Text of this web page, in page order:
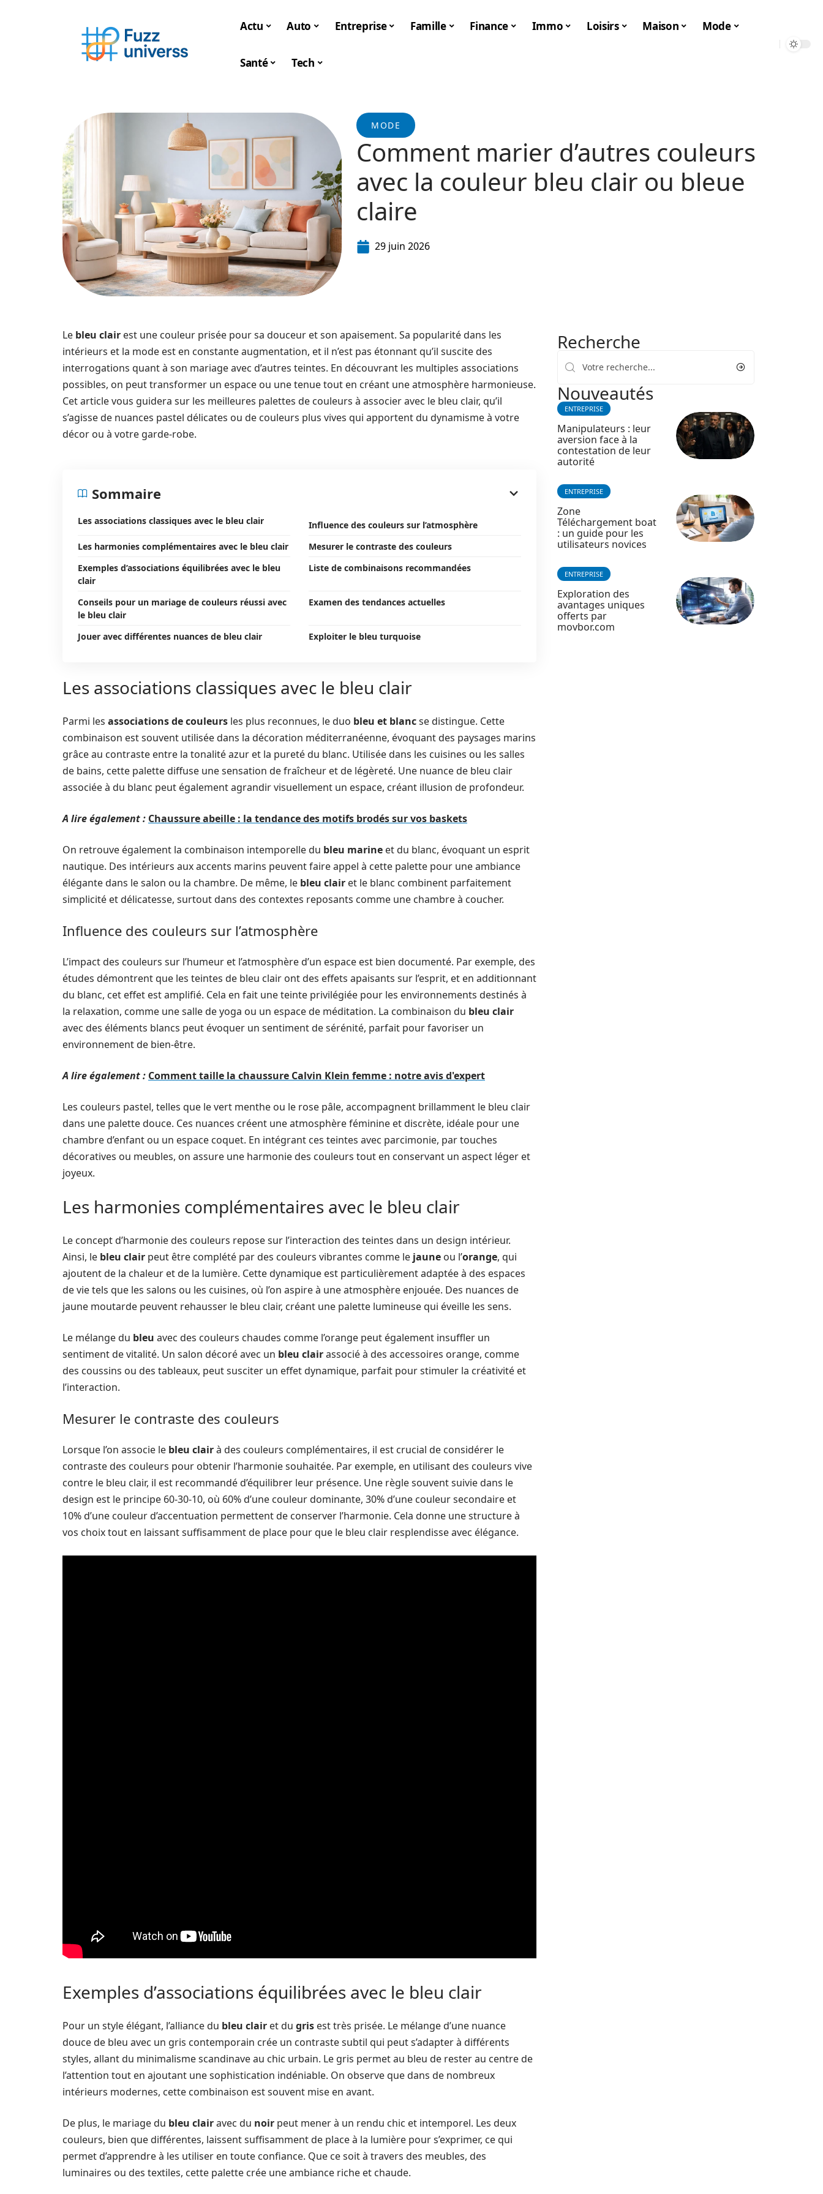
Actu Auto Entreprise Famille Finance Immo Loisirs Maison Mode
Santé Tech
MODE
Comment marier d’autres couleurs
avec la couleur bleu clair ou bleue
claire
29 juin 2026
Le bleu clair est une couleur prisée pour sa douceur et son apaisement. Sa popularité dans les
intérieurs et la mode est en constante augmentation, et il n’est pas étonnant qu’il suscite des
interrogations quant à son mariage avec d’autres teintes. En découvrant les multiples associations
possibles, on peut transformer un espace ou une tenue tout en créant une atmosphère harmonieuse.
Cet article vous guidera sur les meilleures palettes de couleurs à associer avec le bleu clair, qu’il
s’agisse de nuances pastel délicates ou de couleurs plus vives qui apportent du dynamisme à votre
décor ou à votre garde-robe.
Sommaire
Les associations classiques avec le bleu clair
Influence des couleurs sur l’atmosphère
Les harmonies complémentaires avec le bleu clair
Mesurer le contraste des couleurs
Exemples d’associations équilibrées avec le bleu
clair
Liste de combinaisons recommandées
Conseils pour un mariage de couleurs réussi avec
le bleu clair
Examen des tendances actuelles
Jouer avec différentes nuances de bleu clair Exploiter le bleu turquoise
Les associations classiques avec le bleu clair
Parmi les associations de couleurs les plus reconnues, le duo bleu et blancse distingue. Cette
combinaison est souvent utilisée dans la décoration méditerranéenne, évoquant des paysages marins
grâce au contraste entre la tonalité azur et la pureté du blanc. Utilisée dans les cuisines ou les salles
de bains, cette palette diffuse une sensation de fraîcheur et de légèreté. Une nuance de bleu clair
associée à du blanc peut également agrandir visuellement un espace, créant illusion de profondeur.
A lire également : Chaussure abeille : la tendance des motifs brodés sur vos baskets
On retrouve également la combinaison intemporelle du bleu marine et du blanc, évoquant un esprit
nautique. Des intérieurs aux accents marins peuvent faire appel à cette palette pour une ambiance
élégante dans le salon ou la chambre. De même, le bleu clair et le blanc combinent parfaitement
simplicité et délicatesse, surtout dans des contextes reposants comme une chambre à coucher.
Influence des couleurs sur l’atmosphère
L’impact des couleurs sur l’humeur et l’atmosphère d’un espace est bien documenté. Par exemple, des
études démontrent que les teintes de bleu clair ont des effets apaisants sur l’esprit, et en additionnant
du blanc, cet effet est amplifié. Cela en fait une teinte privilégiée pour les environnements destinés à
la relaxation, comme une salle de yoga ou un espace de méditation. La combinaison du bleu clair
avec des éléments blancs peut évoquer un sentiment de sérénité, parfait pour favoriser un
environnement de bien-être.
A lire également : Comment taille la chaussure Calvin Klein femme : notre avis d'expert
Les couleurs pastel, telles que le vert menthe ou le rose pâle, accompagnent brillamment le bleu clair
dans une palette douce. Ces nuances créent une atmosphère féminine et discrète, idéale pour une
chambre d’enfant ou un espace coquet. En intégrant ces teintes avec parcimonie, par touches
décoratives ou meubles, on assure une harmonie des couleurs tout en conservant un aspect léger et
joyeux.
Les harmonies complémentaires avec le bleu clair
Le concept d’harmonie des couleurs repose sur l’interaction des teintes dans un design intérieur.
Ainsi, le bleu clair peut être complété par des couleurs vibrantes comme le jaune ou l’orange, qui
ajoutent de la chaleur et de la lumière. Cette dynamique est particulièrement adaptée à des espaces
de vie tels que les salons ou les cuisines, où l’on aspire à une atmosphère enjouée. Des nuances de
jaune moutarde peuvent rehausser le bleu clair, créant une palette lumineuse qui éveille les sens.
Le mélange du bleu avec des couleurs chaudes comme l’orange peut également insuffler un
sentiment de vitalité. Un salon décoré avec un bleu clairassocié à des accessoires orange, comme
des coussins ou des tableaux, peut susciter un effet dynamique, parfait pour stimuler la créativité et
l’interaction.
Mesurer le contraste des couleurs
Lorsque l’on associe le bleu clairà des couleurs complémentaires, il est crucial de considérer le
contraste des couleurs pour obtenir l’harmonie souhaitée. Par exemple, en utilisant des couleurs vive
contre le bleu clair, il est recommandé d’équilibrer leur présence. Une règle souvent suivie dans le
design est le principe 60-30-10, où 60% d’une couleur dominante, 30% d’une couleur secondaire et
10% d’une couleur d’accentuation permettent de conserver l’harmonie. Cela donne une structure à
vos choix tout en laissant suffisamment de place pour que le bleu clair resplendisse avec élégance.
Exemples d’associations équilibrées avec le bleu clair
Pour un style élégant, l’alliance du bleu clair et du gris est très prisée. Le mélange d’une nuance
douce de bleu avec un gris contemporain crée un contraste subtil qui peut s’adapter à différents
styles, allant du minimalisme scandinave au chic urbain. Le gris permet au bleu de rester au centre de
l’attention tout en ajoutant une sophistication indéniable. On observe que dans de nombreux
intérieurs modernes, cette combinaison est souvent mise en avant.
De plus, le mariage du bleu clairavec du noir peut mener à un rendu chic et intemporel. Les deux
couleurs, bien que différentes, laissent suffisamment de place à la lumière pour s’exprimer, ce qui
permet d’apprendre à les utiliser en toute confiance. Que ce soit à travers des meubles, des
luminaires ou des textiles, cette palette crée une ambiance riche et chaude.
Recherche
Nouveautés
ENTREPRISE
Manipulateurs : leur
aversion face à la
contestation de leur
autorité
ENTREPRISE
Zone
Téléchargement boat
: un guide pour les
utilisateurs novices
ENTREPRISE
Exploration des
avantages uniques
offerts par
movbor.com